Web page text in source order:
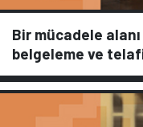
Bir mücadele
belgeleme ve